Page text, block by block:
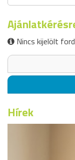
Nincs kijelölt
Hírek